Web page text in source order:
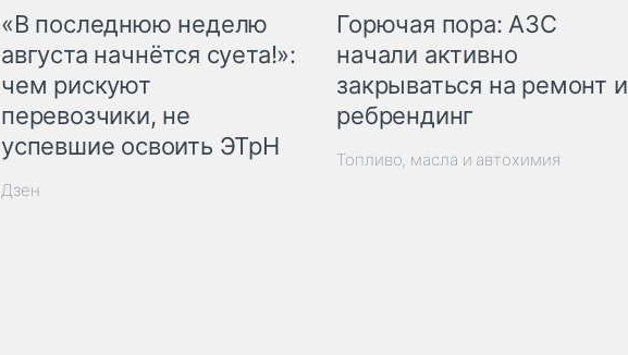
«В последнюю неделю
августа начнётся суета!»:
чем рискуют
перевозчики, не
успевшие освоить ЭТрН
Дзен
Горючая пора: АЗС
начали активно
закрываться на ремонт и
ребрендинг
Топливо, масла и автохимия